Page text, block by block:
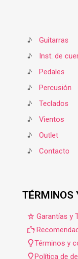
♪
Guitarras
♪
Inst. de
♪
Pedales
♪
Percusión
♪
Teclados
♪
Vientos
♪
Outlet
♪
Contacto
TÉRMINOS
Garantías y
Términos y
Política de